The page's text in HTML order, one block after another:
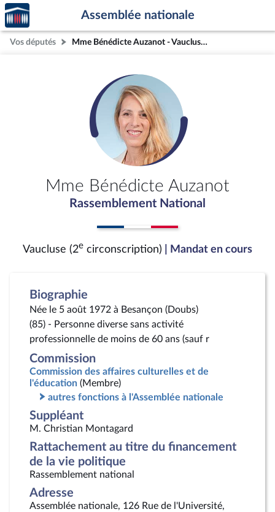
Aller au contenu
Aller en bas de la page
Accèder
à la
page
d'accueil
Assemblée nationale
Vos députés Mme Bénédicte Auzanot - Vaucluse (2e circonscription)
Mme Bénédicte Auzanot
Rassemblement National
Vaucluse (2e circonscription) | Mandat en cours
Biographie
Née le 5 août 1972 à Besançon (Doubs)
(85) - Personne diverse sans activité
professionnelle de moins de 60 ans (sauf r
Commission
Commission des affaires culturelles et de
l'éducation (Membre)
autres fonctions à l'Assemblée nationale
Suppléant
M. Christian Montagard
Rattachement au titre du financement
de la vie politique
Rassemblement national
Adresse
Assemblée nationale, 126 Rue de l'Université,